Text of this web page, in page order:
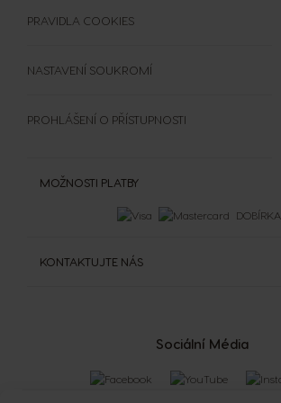
Extra Space
Sociální Média
MOŽNOSTI PLATBY
DOBÍRKA
KONTAKTUJTE NÁS
PRAVIDLA COOKIES
NASTAVENÍ SOUKROMÍ
PROHLÁŠENÍ O PŘÍSTUPNOSTI